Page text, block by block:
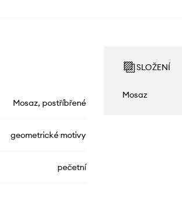
Mosaz, postříbřené
geometrické motivy
pečetní
SLOŽENÍ
Mosaz